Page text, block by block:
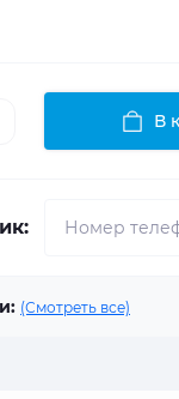
В
(Смотреть все)